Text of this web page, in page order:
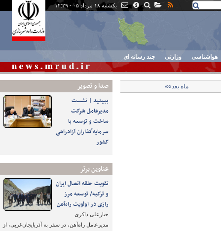
یکشنبه ۱۸ مرداد ۰۵ - ۱۲:۲۹
هواشناسی وزارتی چند رسانه ای
صدا و تصوير
ببینید | نشست
مدیرعامل شرکت
ساخت و توسعه با
سرمایه‌گذاران آزادراهی
کشور
عناوین برتر
تقویت حلقه اتصال ایران
و ترکیه/ توسعه مرز
رازی در اولویت راه‌آهن
جبارعلی ذاکری
مدیرعامل راه‌آهن، در سفر به آذربایجان‌غربی، از
ماه بعد»»